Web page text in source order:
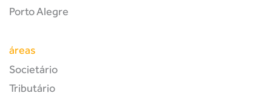
Porto Alegre
áreas
Societário
Tributário